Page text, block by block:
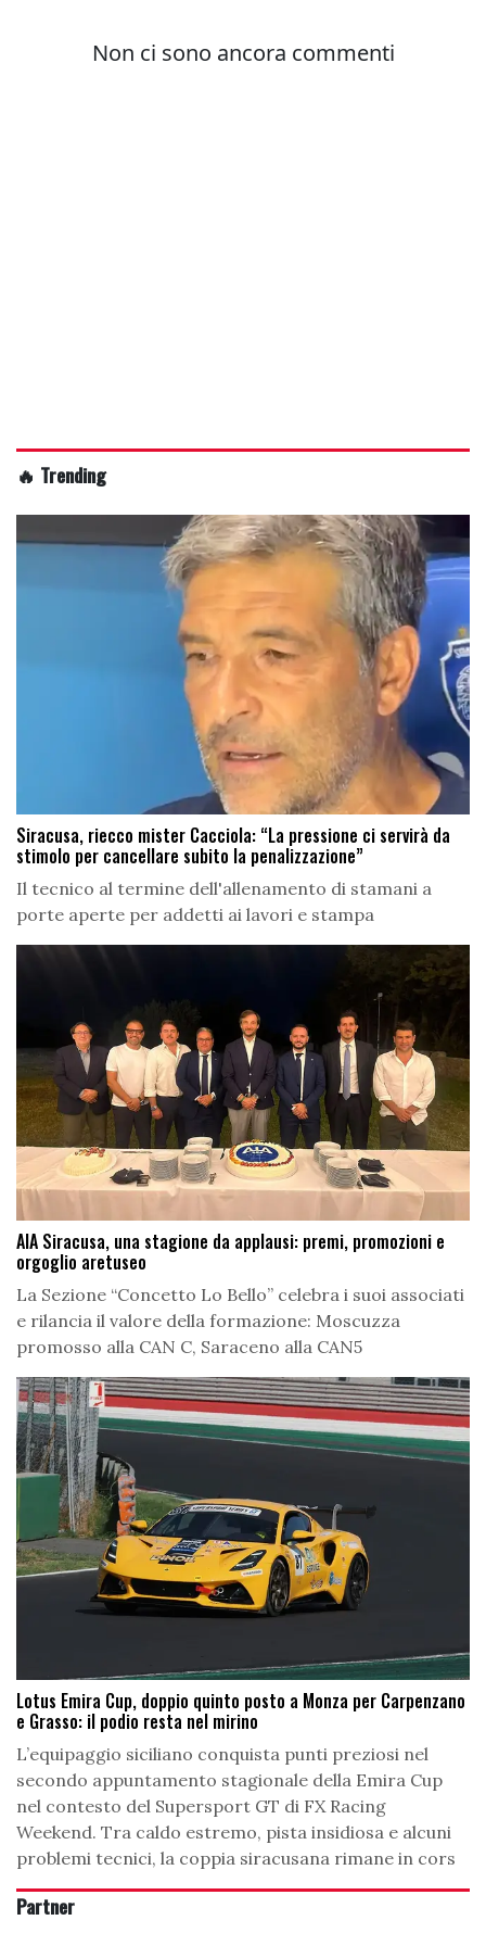
🔥 Trending
Siracusa, riecco mister Cacciola: “La pressione ci servirà da
stimolo per cancellare subito la penalizzazione”
Il tecnico al termine dell'allenamento di stamani a
porte aperte per addetti ai lavori e stampa
AIA Siracusa, una stagione da applausi: premi, promozioni e
orgoglio aretuseo
La Sezione “Concetto Lo Bello” celebra i suoi associati
e rilancia il valore della formazione: Moscuzza
promosso alla CAN C, Saraceno alla CAN5
Lotus Emira Cup, doppio quinto posto a Monza per Carpenzano
e Grasso: il podio resta nel mirino
L’equipaggio siciliano conquista punti preziosi nel
secondo appuntamento stagionale della Emira Cup
nel contesto del Supersport GT di FX Racing
Weekend. Tra caldo estremo, pista insidiosa e alcuni
problemi tecnici, la coppia siracusana rimane in cors
Partner